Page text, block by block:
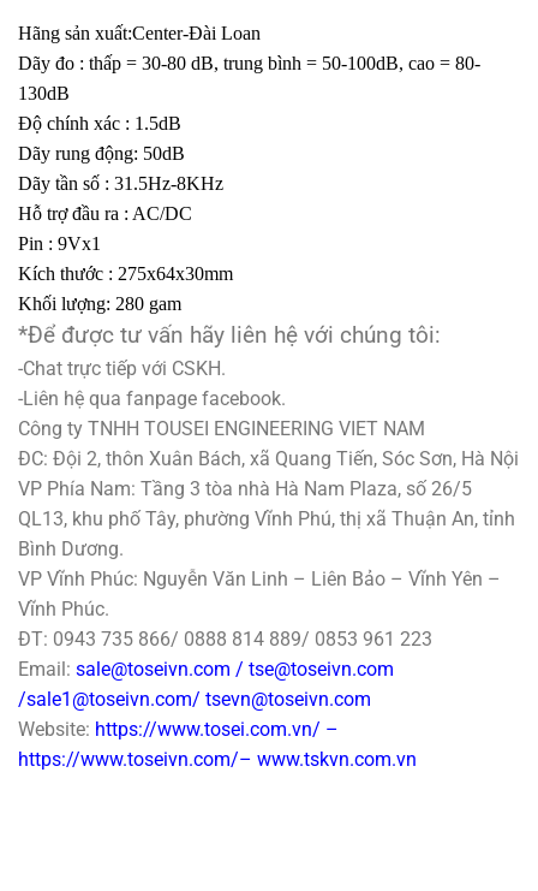
Hãng sản xuất:Center-Đài Loan
Dãy đo : thấp = 30-80 dB, trung bình = 50-100dB, cao = 80-
130dB
Độ chính xác : 1.5dB
Dãy rung động: 50dB
Dãy tần số : 31.5Hz-8KHz
Hỗ trợ đầu ra : AC/DC
Pin : 9Vx1
Kích thước : 275x64x30mm
Khối lượng: 280 gam
*Để được tư vấn hãy liên hệ với chúng tôi:
-Chat trực tiếp với CSKH.
-Liên hệ qua fanpage facebook.
Công ty TNHH TOUSEI ENGINEERING VIET NAM
ĐC: Đội 2, thôn Xuân Bách, xã Quang Tiến, Sóc Sơn, Hà Nội
VP Phía Nam: Tầng 3 tòa nhà Hà Nam Plaza, số 26/5
QL13, khu phố Tây, phường Vĩnh Phú, thị xã Thuận An, tỉnh
Bình Dương.
VP Vĩnh Phúc: Nguyễn Văn Linh – Liên Bảo – Vĩnh Yên –
Vĩnh Phúc.
ĐT: 0943 735 866/ 0888 814 889/ 0853 961 223
Email: sale@toseivn.com / tse@toseivn.com
/sale1@toseivn.com/ tsevn@toseivn.com
Website: https://www.tosei.com.vn/ –
https://www.toseivn.com/– www.tskvn.com.vn